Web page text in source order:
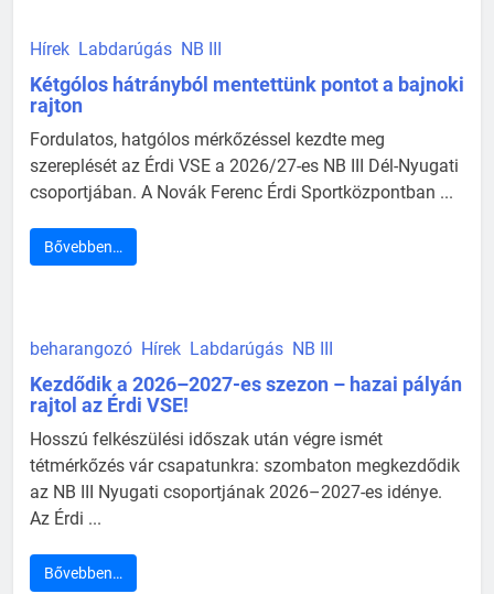
Hírek Labdarúgás NB III
Kétgólos hátrányból mentettünk pontot a bajnoki
rajton
Fordulatos, hatgólos mérkőzéssel kezdte meg
szereplését az Érdi VSE a 2026/27-es NB III Dél-Nyugati
csoportjában. A Novák Ferenc Érdi Sportközpontban ...
Bővebben…
beharangozó Hírek Labdarúgás NB III
Kezdődik a 2026–2027-es szezon – hazai pályán
rajtol az Érdi VSE!
Hosszú felkészülési időszak után végre ismét
tétmérkőzés vár csapatunkra: szombaton megkezdődik
az NB III Nyugati csoportjának 2026–2027-es idénye.
Az Érdi ...
Bővebben…